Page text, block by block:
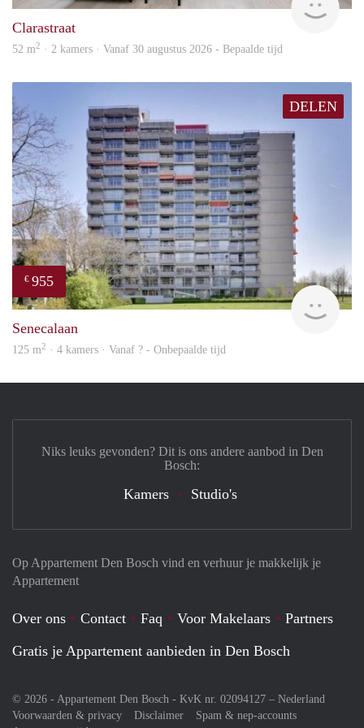
Clarastraat
52 m2 · 2 kamers · Vanaf 30 augustus 2026 - Bepaalde tijd
DELEN
€ 955
rent
Senecalaan
125 m2 · 4 kamers · Vanaf ? - Onbepaalde tijd
Op Appartement Den Bosch vind en verhuur je makkelijk je
Appartement
Over ons Contact Faq Voor Makelaars
Partners
Gratis je Appartement aanbieden in Den Bosch
© 2026 - Appartement Den Bosch - KvK nr. 02094127 – Nederland
Voorwaarden & privacy
Disclaimer
Spam & nep-accounts
Niks leuks gevonden? Dit is ons andere aanbod in Den
Bosch:
Kamers Studio's